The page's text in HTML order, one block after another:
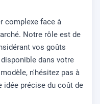
complexe face à
Notre rôle est de
vos goûts
dans votre
n'hésitez pas à
idée précise du coût de